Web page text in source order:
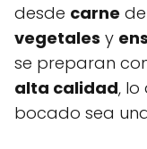
desde carne de
vegetales y
se preparan
alta calidad,
bocado sea